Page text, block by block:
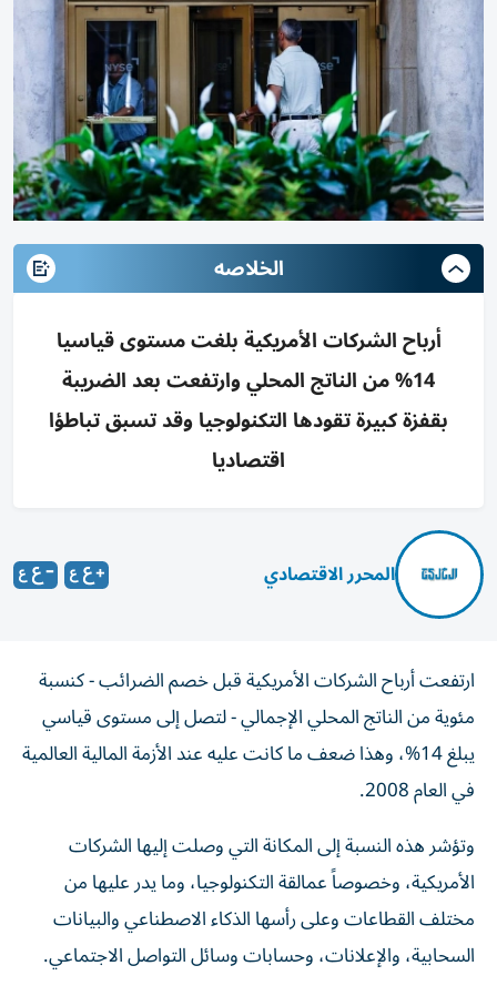
الخلاصه
أرباح الشركات الأمريكية بلغت مستوى قياسيا
14% من الناتج المحلي وارتفعت بعد الضريبة
بقفزة كبيرة تقودها التكنولوجيا وقد تسبق تباطؤا
اقتصاديا
المحرر الاقتصادي
ارتفعت أرباح الشركات الأمريكية قبل خصم الضرائب - كنسبة
مئوية من الناتج المحلي الإجمالي - لتصل إلى مستوى قياسي
يبلغ 14%، وهذا ضعف ما كانت عليه عند الأزمة المالية العالمية
في العام 2008.
وتؤشر هذه النسبة إلى المكانة التي وصلت إليها الشركات
الأمريكية، وخصوصاً عمالقة التكنولوجيا، وما يدر عليها من
مختلف القطاعات وعلى رأسها الذكاء الاصطناعي والبيانات
السحابية، والإعلانات، وحسابات وسائل التواصل الاجتماعي.